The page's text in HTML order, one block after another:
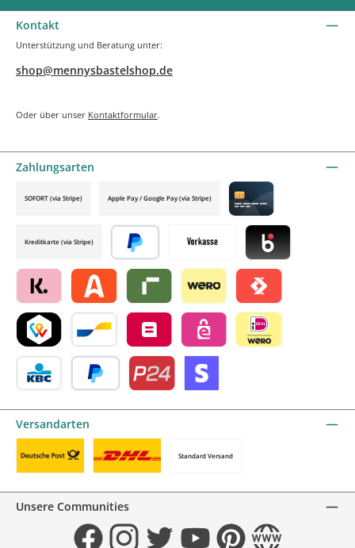
Kontakt
Unterstützung und Beratung unter:
shop@mennysbastelshop.de
Oder über unser Kontaktformular.
Zahlungsarten
Vorkasse Blik by mollie
Klarna by mollieAlma by mollieRiverty by mollie
Wero Satispay by mollie
TWINT by mollieBancontact by mollie
Belfius by mollieeps by mollie
SOFORT (via Stripe) Apple Pay / Google Pay (via Stripe)
Credit card by mollie
Kreditkarte (via Stripe)
Später bezahlen
Versandarten
Standard Versand
Unsere Communities
FacebookInstagramTwitter YouTubePinterestWebsite